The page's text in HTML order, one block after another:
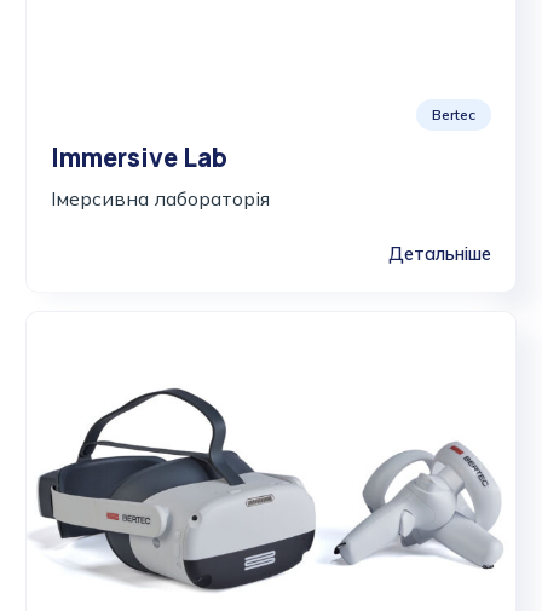
Bertec
Immersive Lab
Імерсивна лабораторія
Детальніше